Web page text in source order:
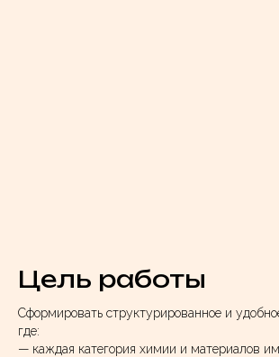
Цель работы
Сформировать структурированное и
где:
— каждая категория химии и материалов